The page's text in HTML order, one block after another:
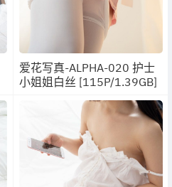
爱花写真-ALPHA-020 护士
小姐姐白丝 [115P/1.39GB]